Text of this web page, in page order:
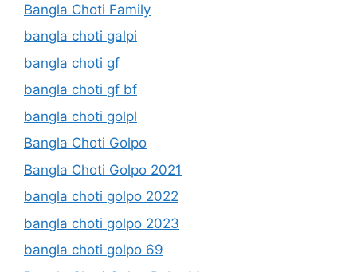
Bangla Choti Family
bangla choti galpi
bangla choti gf
bangla choti gf bf
bangla choti golpl
Bangla Choti Golpo
Bangla Choti Golpo 2021
bangla choti golpo 2022
bangla choti golpo 2023
bangla choti golpo 69